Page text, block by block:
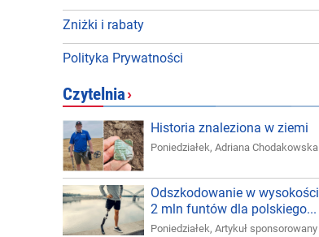
Zniżki i rabaty
Polityka Prywatności
Czytelnia›
Historia znaleziona w ziemi
Poniedziałek,Adriana Chodakowska
Odszkodowanie w wysokości
2 mln funtów dla polskiego...
Poniedziałek,Artykuł sponsorowany